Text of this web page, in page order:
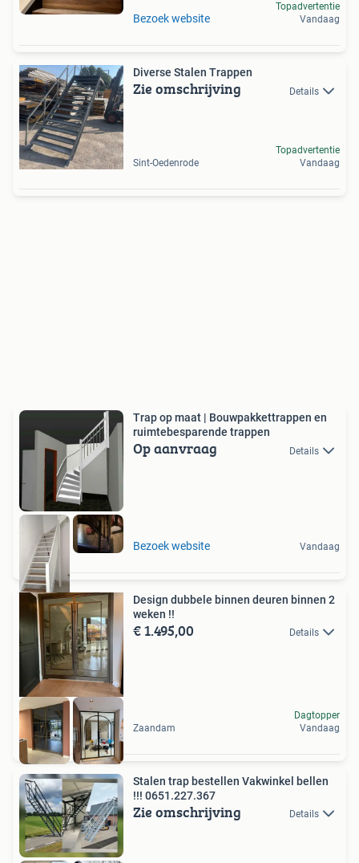
Bezoek website
Topadvertentie
Vandaag
Diverse Stalen Trappen
Zie omschrijving Details
Sint-Oedenrode
Topadvertentie
Vandaag
Trap op maat | Bouwpakkettrappen en
ruimtebesparende trappen
Op aanvraag Details
Bezoek website Vandaag
Design dubbele binnen deuren binnen 2
weken !!
€ 1.495,00 Details
Zaandam
Dagtopper
Vandaag
Stalen trap bestellen Vakwinkel bellen
!!! 0651.227.367
Zie omschrijving Details